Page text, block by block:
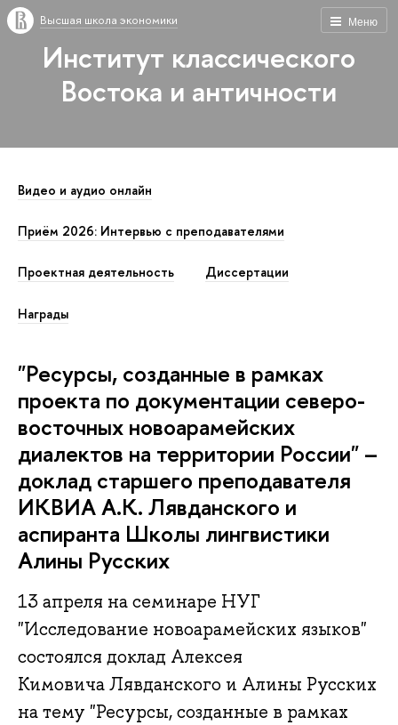
Меню
Высшая школа экономики
Институт классического
Востока и античности
Видео и аудио онлайн
Приём 2026: Интервью с преподавателями
Проектная деятельность Диссертации
Награды
"Ресурсы, созданные в рамках
проекта по документации северо-
восточных новоарамейских
диалектов на территории России" –
доклад старшего преподавателя
ИКВИА А.К. Лявданского и
аспиранта Школы лингвистики
Алины Русских
13 апреля на семинаре НУГ
"Исследование новоарамейских языков"
состоялся доклад Алексея
Кимовича Лявданского и Алины Русских
на тему "Ресурсы, созданные в рамках